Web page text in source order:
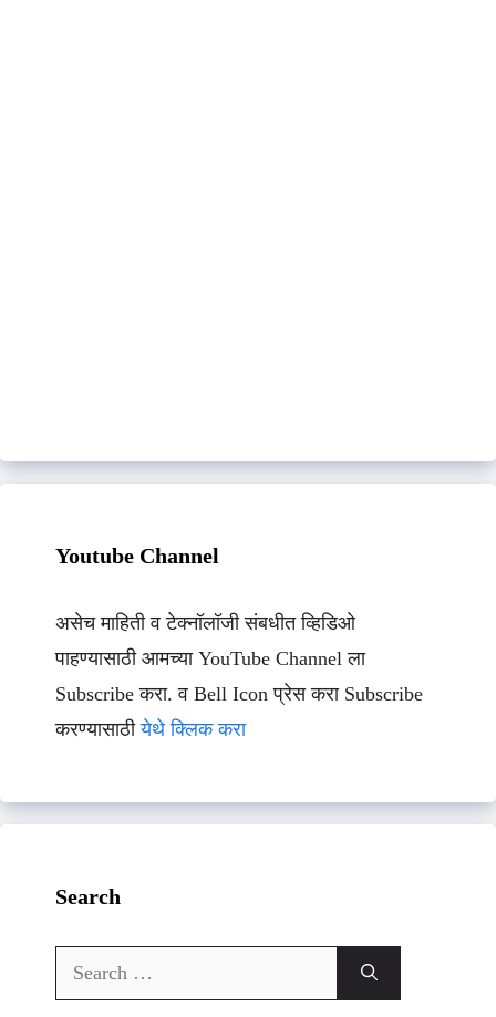
Youtube Channel
असेच माहिती व टेक्नॉलॉजी संबधीत व्हिडिओ
पाहण्यासाठी आमच्या YouTube Channel ला
Subscribe करा. व Bell Icon प्रेस करा Subscribe
करण्यासाठीयेथे क्लिक करा
Search
Search
for: